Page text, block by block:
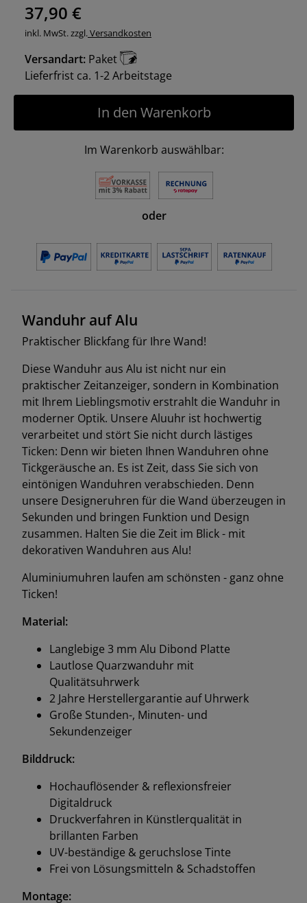
37,90 €
inkl. MwSt. zzgl. Versandkosten
Versandart: Paket
Lieferfrist ca. 1-2 Arbeitstage
In den Warenkorb
Im Warenkorb auswählbar:
oder
Wanduhr auf Alu
Praktischer Blickfang für Ihre Wand!
Diese Wanduhr aus Alu ist nicht nur ein
praktischer Zeitanzeiger, sondern in Kombination
mit Ihrem Lieblingsmotiv erstrahlt die Wanduhr in
moderner Optik. Unsere Aluuhr ist hochwertig
verarbeitet und stört Sie nicht durch lästiges
Ticken: Denn wir bieten Ihnen Wanduhren ohne
Tickgeräusche an. Es ist Zeit, dass Sie sich von
eintönigen Wanduhren verabschieden. Denn
unsere Designeruhren für die Wand überzeugen in
Sekunden und bringen Funktion und Design
zusammen. Halten Sie die Zeit im Blick - mit
dekorativen Wanduhren aus Alu!
Aluminiumuhren laufen am schönsten - ganz ohne
Ticken!
Material:
Langlebige 3 mm Alu Dibond Platte
Lautlose Quarzwanduhr mit
Qualitätsuhrwerk
2 Jahre Herstellergarantie auf Uhrwerk
Große Stunden-, Minuten- und
Sekundenzeiger
Bilddruck:
Hochauflösender & reflexionsfreier
Digitaldruck
Druckverfahren in Künstlerqualität in
brillanten Farben
UV-beständige & geruchslose Tinte
Frei von Lösungsmitteln & Schadstoffen
Montage: